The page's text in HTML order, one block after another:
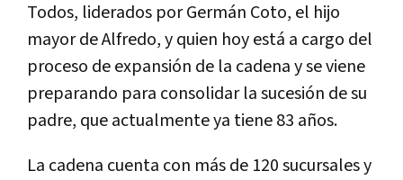
Todos, liderados por Germán Coto, el hijo
mayor de Alfredo, y quien hoy está a cargo del
proceso de expansión de la cadena y se viene
preparando para consolidar la sucesión de su
padre, que actualmente ya tiene 83 años.
La cadena cuenta con más de 120 sucursales y